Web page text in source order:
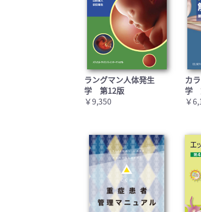
ラングマン人体発生
学 第12版
￥9,350
カ
学
￥